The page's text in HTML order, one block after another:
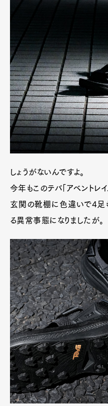
しょうがないんですよ。
今年もこのテバ「アベントレ
玄関の靴棚に色違いで4足
る異常事態になりましたが。